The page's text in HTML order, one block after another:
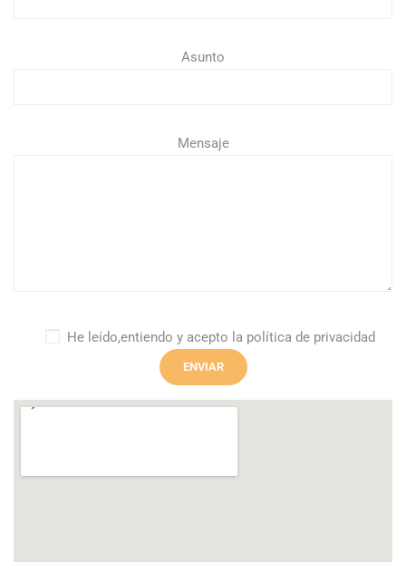
Asunto
Mensaje
He leído,entiendo y acepto la política de privacidad